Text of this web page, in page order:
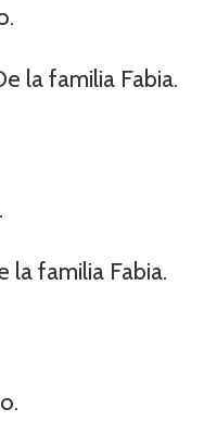
la familia Fabia.
la familia Fabia.